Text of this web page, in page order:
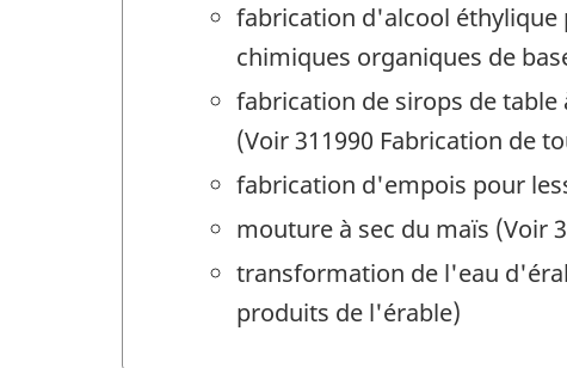
fabrication d'alcool éthylique
chimiques organiques de
fabrication de sirops de
(Voir 311990 Fabrication de
fabrication d'empois pour
mouture à sec du maïs (Voir
transformation de l'eau
produits de l'érable)